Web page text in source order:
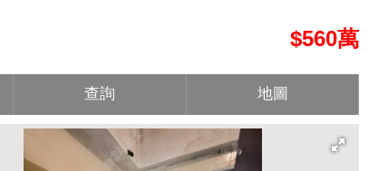
$560萬
查詢 地圖